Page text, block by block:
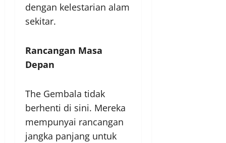
dengan kelestarian alam
sekitar.
Rancangan Masa
Depan
The Gembala tidak
berhenti di sini. Mereka
mempunyai rancangan
jangka panjang untuk